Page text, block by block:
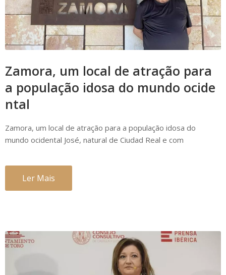
Zamora, um local de atração para
a população idosa do mundo ocide
ntal
Zamora, um local de atração para a população idosa do
mundo ocidental José, natural de Ciudad Real e com
Ler Mais